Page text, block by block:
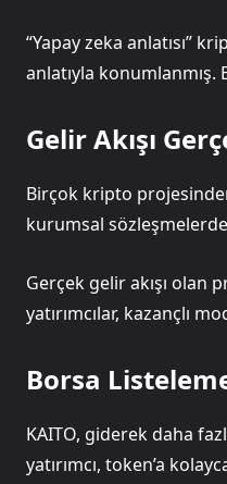
“Yapay zeka anlatısı”
anlatıyla
Gelir Akışı
Birçok kripto
kurumsal
Gerçek gelir akışı olan
yatırımcılar, kazançlı
Borsa
KAITO, giderek daha
yatırımcı, token’a